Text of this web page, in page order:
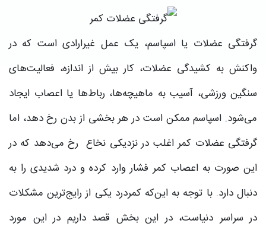
گرفتگی عضلات یا اسپاسم، یک عمل غیرارادی است که در
واکنش به کشیدگی عضلات، کار بیش ‌از اندازه، فعالیت‌های
سنگین ورزشی، آسیب به ماهیچه‌ها، رباط‌ها یا اعصاب ایجاد
می‌شود. اسپاسم ممکن است در هر بخشی از بدن رخ دهد، اما
گرفتگی عضلات کمر اغلب در نزدیکی نخاع رخ می‌دهد که در
این صورت به اعصاب کمر فشار وارد کرده و درد شدیدی را به
دنبال دارد. با توجه به این‌که ‌کمردرد یکی از رایج‌ترین مشکلات
در سراسر دنیاست، در این بخش قصد داریم در این مورد